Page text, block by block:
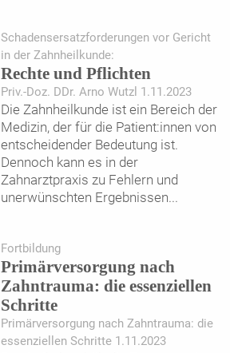
Schadensersatzforderungen vor Gericht
in der Zahnheilkunde:
Rechte und Pflichten
Priv.-Doz. DDr. Arno Wutzl 1.11.2023
Die Zahnheilkunde ist ein Bereich der
Medizin, der für die Patient:innen von
entscheidender Bedeutung ist.
Dennoch kann es in der
Zahnarztpraxis zu Fehlern und
unerwünschten Ergebnissen...
Fortbildung
Primärversorgung nach
Zahntrauma: die essenziellen
Schritte
Primärversorgung nach Zahntrauma: die
essenziellen Schritte 1.11.2023